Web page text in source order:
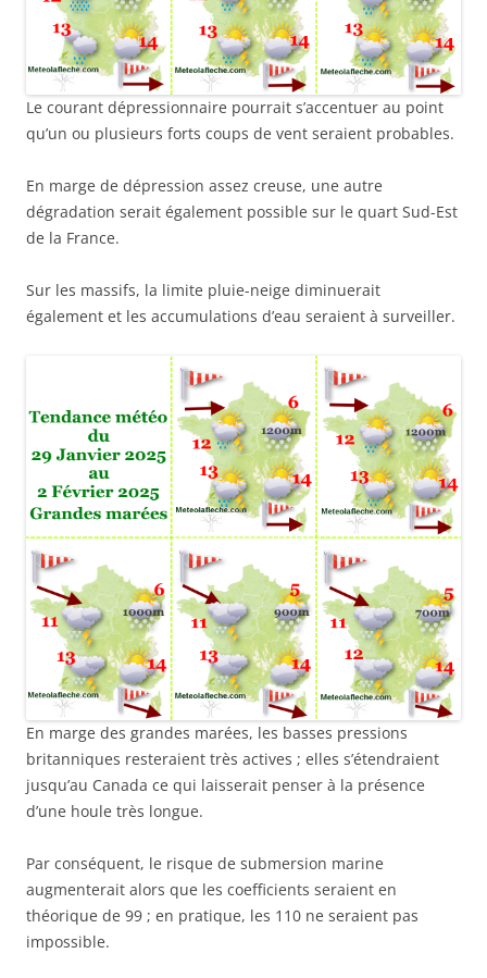
Le courant dépressionnaire pourrait s’accentuer au point
qu’un ou plusieurs forts coups de vent seraient probables.
En marge de dépression assez creuse, une autre
dégradation serait également possible sur le quart Sud-Est
de la France.
Sur les massifs, la limite pluie-neige diminuerait
également et les accumulations d’eau seraient à surveiller.
En marge des grandes marées, les basses pressions
britanniques resteraient très actives ; elles s’étendraient
jusqu’au Canada ce qui laisserait penser à la présence
d’une houle très longue.
Par conséquent, le risque de submersion marine
augmenterait alors que les coefficients seraient en
théorique de 99 ; en pratique, les 110 ne seraient pas
impossible.